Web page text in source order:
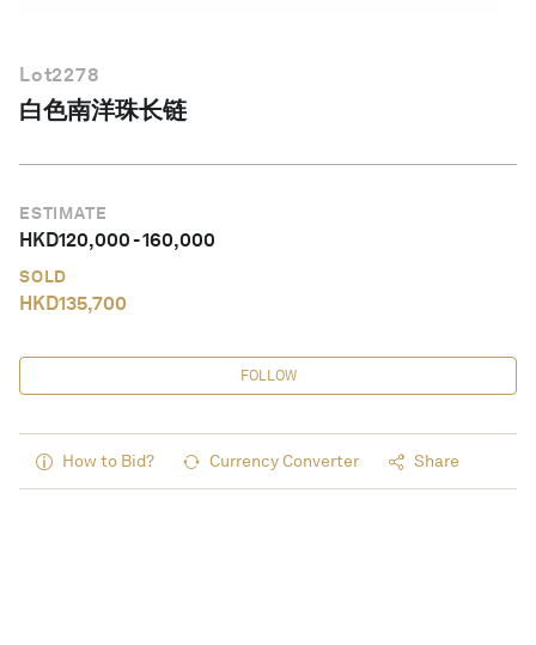
Lot2278
白色南洋珠长链
ESTIMATE
HKD120,000-160,000
SOLD
HKD135,700
FOLLOW
How to Bid? Currency Converter Share